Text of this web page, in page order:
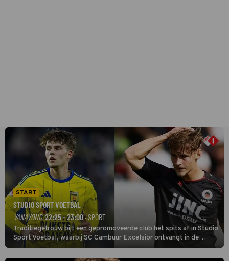
START
STUDIO SPORT VOETBAL
VANAVOND 22:25 - 23:00· SPORT
Traditiegetrouw bijt een gepromoveerde club het spits af in Studio
Sport Voetbal, waarbij SC Cambuur Excelsior ontvangt in de
eerste wedstrijd van het nieuwe Eredivisieseizoen. De nieuwe
oefenmeester is Johan Plat en hij wil aanvallend voetballen.